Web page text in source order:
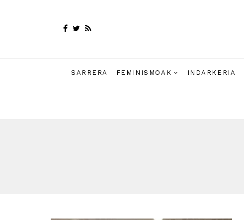
SARRERA FEMINISMOAK INDARKERIA